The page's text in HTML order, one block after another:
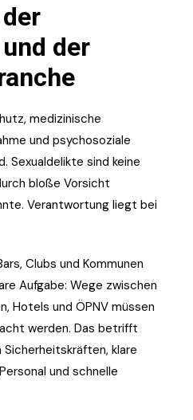
der
medizinische
und psychosoziale
Sexualdelikte sind keine
bloße Vorsicht
Verantwortung liegt bei
Clubs und Kommunen
Aufgabe: Wege zwischen
Hotels und ÖPNV müssen
werden. Das betrifft
klare
und schnelle